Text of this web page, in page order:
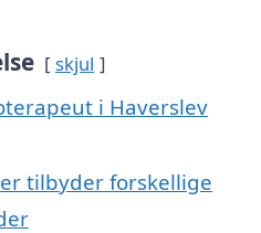
skjul
i Haverslev
tilbyder forskellige